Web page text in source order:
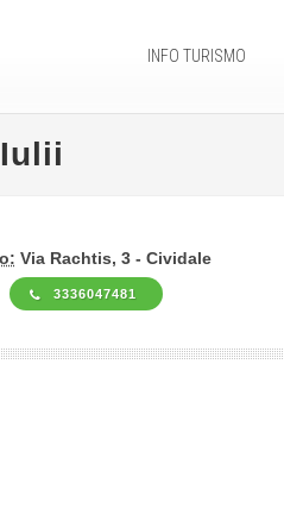
INFO TURISMO
Via Rachtis, 3 - Cividale
3336047481